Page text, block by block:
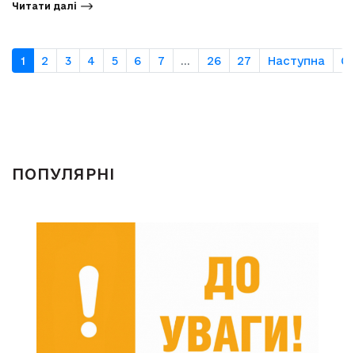
Читати далі
1 2 3 4 5 6 7 ... 26 27 Наступна
ПОПУЛЯРНІ